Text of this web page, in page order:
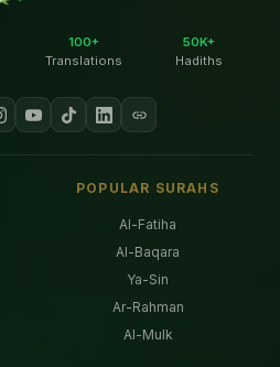
100+
Translations
50K+
Hadiths
POPULAR SURAHS
Al-Fatiha
Al-Baqara
Ya-Sin
Ar-Rahman
Al-Mulk